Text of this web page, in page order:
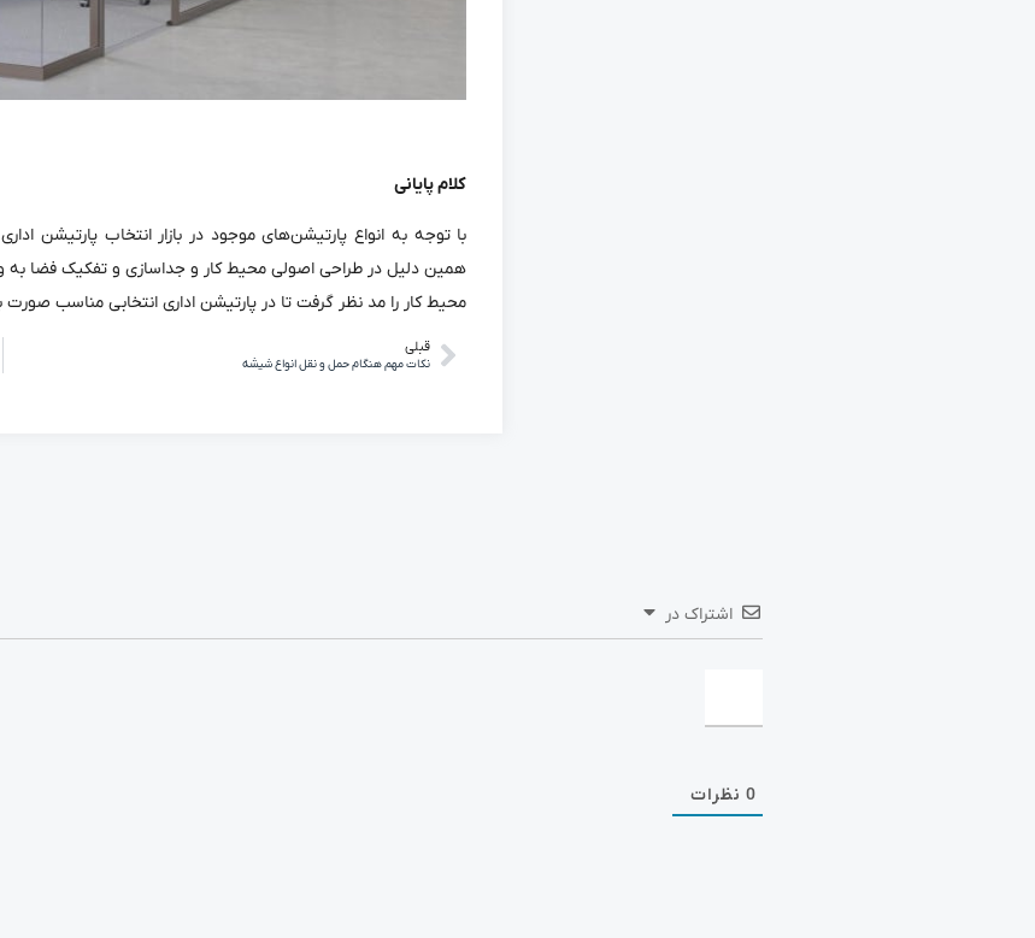
کلام پایانی
با توجه به انواع پارتیشن‌های موجود در بازار انتخاب پارتیشن
همین دلیل در طراحی اصولی محیط کار و جداسازی و تفکیک فضا به
محیط کار را مد نظر گرفت تا در پارتیشن اداری انتخابی مناسب صورت
قبلی
نکات مهم هنگام حمل و نقل انواع شیشه
اشتراک در
0 نظرات